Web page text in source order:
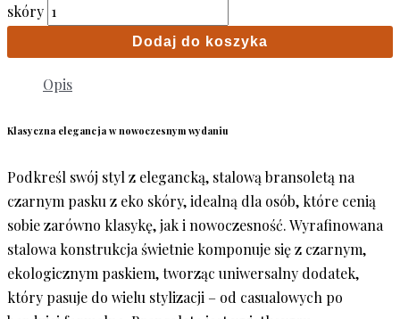
skóry
Dodaj do koszyka
Opis
Klasyczna elegancja w nowoczesnym wydaniu
Podkreśl swój styl z elegancką, stalową bransoletą na
czarnym pasku z eko skóry, idealną dla osób, które cenią
sobie zarówno klasykę, jak i nowoczesność. Wyrafinowana
stalowa konstrukcja świetnie komponuje się z czarnym,
ekologicznym paskiem, tworząc uniwersalny dodatek,
który pasuje do wielu stylizacji – od casualowych po